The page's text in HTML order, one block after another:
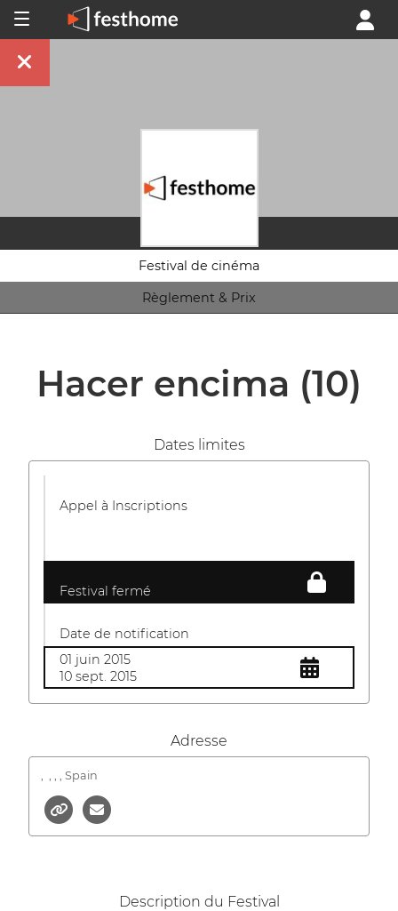
Festival de cinéma
Règlement & Prix
Hacer encima (10)
Dates limites
Appel à Inscriptions
Festival fermé
Date de notification
01 juin 2015
10 sept. 2015
Adresse
, , , Spain
Description du Festival